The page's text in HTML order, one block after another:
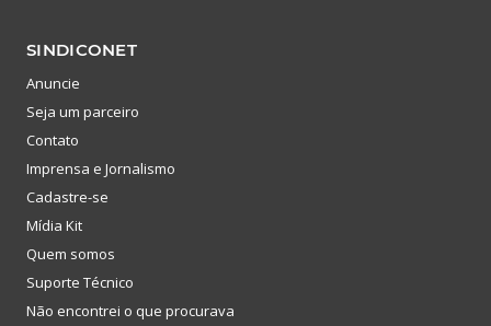
SINDICONET
Anuncie
Seja um parceiro
Contato
Imprensa e Jornalismo
Cadastre-se
Mídia Kit
Quem somos
Suporte Técnico
Não encontrei o que procurava